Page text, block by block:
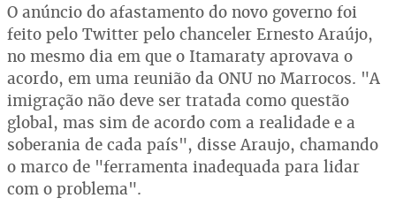
O anúncio do afastamento do novo governo foi
feito pelo Twitter pelo chanceler Ernesto Araújo,
no mesmo dia em que o Itamaraty aprovava o
acordo, em uma reunião da ONU no Marrocos. "A
imigração não deve ser tratada como questão
global, mas sim de acordo com a realidade e a
soberania de cada país", disse Araujo, chamando
o marco de "ferramenta inadequada para lidar
com o problema".